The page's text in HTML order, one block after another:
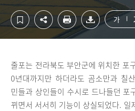
가
줄포는 전라북도 부안군에 위치한 포
0년대까지만 하더라도 곰소만과 칠
민들과 상인들이 수시로 드나들던 포
뀌면서 서서히 기능이 상실되었다. 일